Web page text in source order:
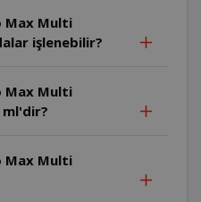
Max Multi
işlenebilir?
Max Multi
ml'dir?
Max Multi